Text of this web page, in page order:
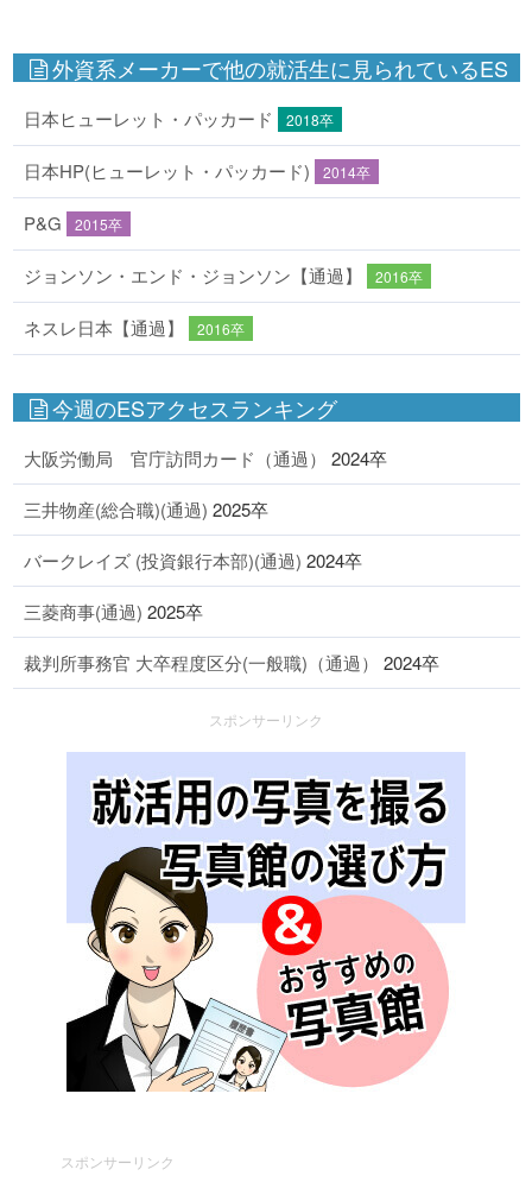
外資系メーカーで他の就活生に見られているES
日本ヒューレット・パッカード 2018卒
日本HP(ヒューレット・パッカード) 2014卒
P&G 2015卒
ジョンソン・エンド・ジョンソン【通過】 2016卒
ネスレ日本【通過】 2016卒
今週のESアクセスランキング
大阪労働局 官庁訪問カード（通過） 2024卒
三井物産(総合職)(通過) 2025卒
バークレイズ (投資銀行本部)(通過) 2024卒
三菱商事(通過) 2025卒
裁判所事務官 大卒程度区分(一般職)（通過） 2024卒
スポンサーリンク
スポンサーリンク